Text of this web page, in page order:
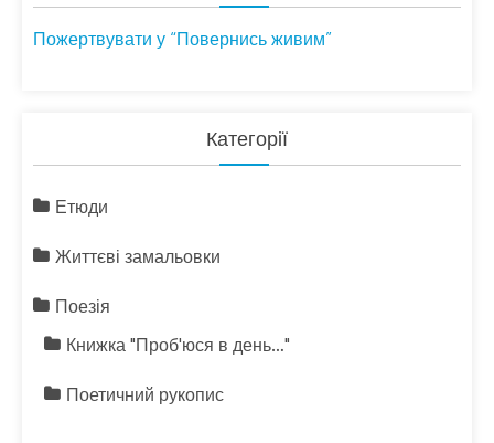
Пожертвувати у “Повернись живим”
Категорії
Етюди
Життєві замальовки
Поезія
Книжка "Проб'юся в день…"
Поетичний рукопис